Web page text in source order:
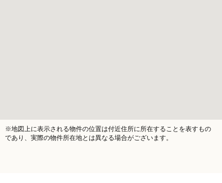
※地図上に表示される物件の位置は付近住所に所在することを表すもの
であり、実際の物件所在地とは異なる場合がございます。